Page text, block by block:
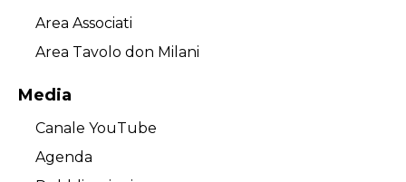
Area Associati
Area Tavolo don Milani
Media
Canale YouTube
Agenda